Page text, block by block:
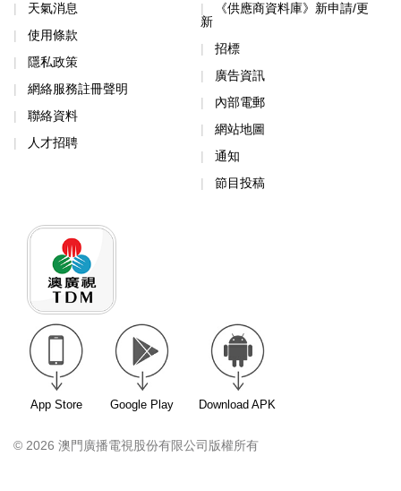
天氣消息
使用條款
隱私政策
網絡服務註冊聲明
聯絡資料
人才招聘
《供應商資料庫》新申請/更
新
招標
廣告資訊
內部電郵
網站地圖
通知
節目投稿
App Store Google Play Download APK
© 2026 澳門廣播電視股份有限公司版權所有